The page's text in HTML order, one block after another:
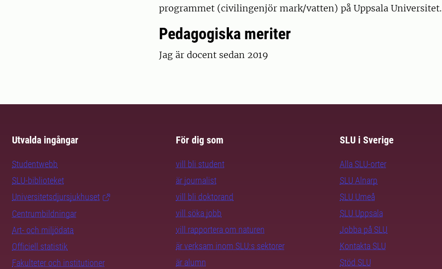
programmet (civilingenjör mark/vatten) på Uppsala Universitet.
Pedagogiska meriter
Jag är docent sedan 2019
Utvalda ingångar
Studentwebb
SLU-biblioteket
Universitetsdjursjukhuset
Centrumbildningar
Art- och miljödata
Officiell statistik
Fakulteter och institutioner
För dig som
vill bli student
är journalist
vill bli doktorand
vill söka jobb
vill rapportera om naturen
är verksam inom SLU:s sektorer
är alumn
SLU i Sverige
Alla SLU-orter
SLU Alnarp
SLU Umeå
SLU Uppsala
Jobba på SLU
Kontakta SLU
Stöd SLU